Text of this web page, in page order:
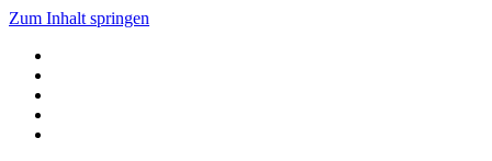
Zum Inhalt springen